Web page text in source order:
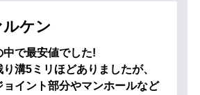
ケン
中で最安値でした!
り溝5ミリほどありましたが、
イント部分やマンホールなど